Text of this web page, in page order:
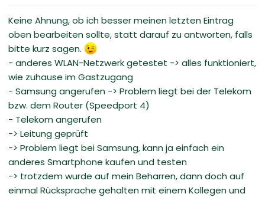
Keine Ahnung, ob ich besser meinen letzten Eintrag
oben bearbeiten sollte, statt darauf zu antworten, falls
bitte kurz sagen.
- anderes WLAN-Netzwerk getestet -> alles funktioniert,
wie zuhause im Gastzugang
- Samsung angerufen -> Problem liegt bei der Telekom
bzw. dem Router (Speedport 4)
- Telekom angerufen
-> Leitung geprüft
-> Problem liegt bei Samsung, kann ja einfach ein
anderes Smartphone kaufen und testen
-> trotzdem wurde auf mein Beharren, dann doch auf
einmal Rücksprache gehalten mit einem Kollegen und